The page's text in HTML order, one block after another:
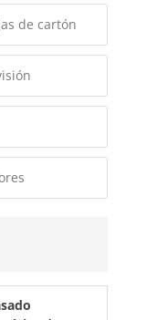
de cartón